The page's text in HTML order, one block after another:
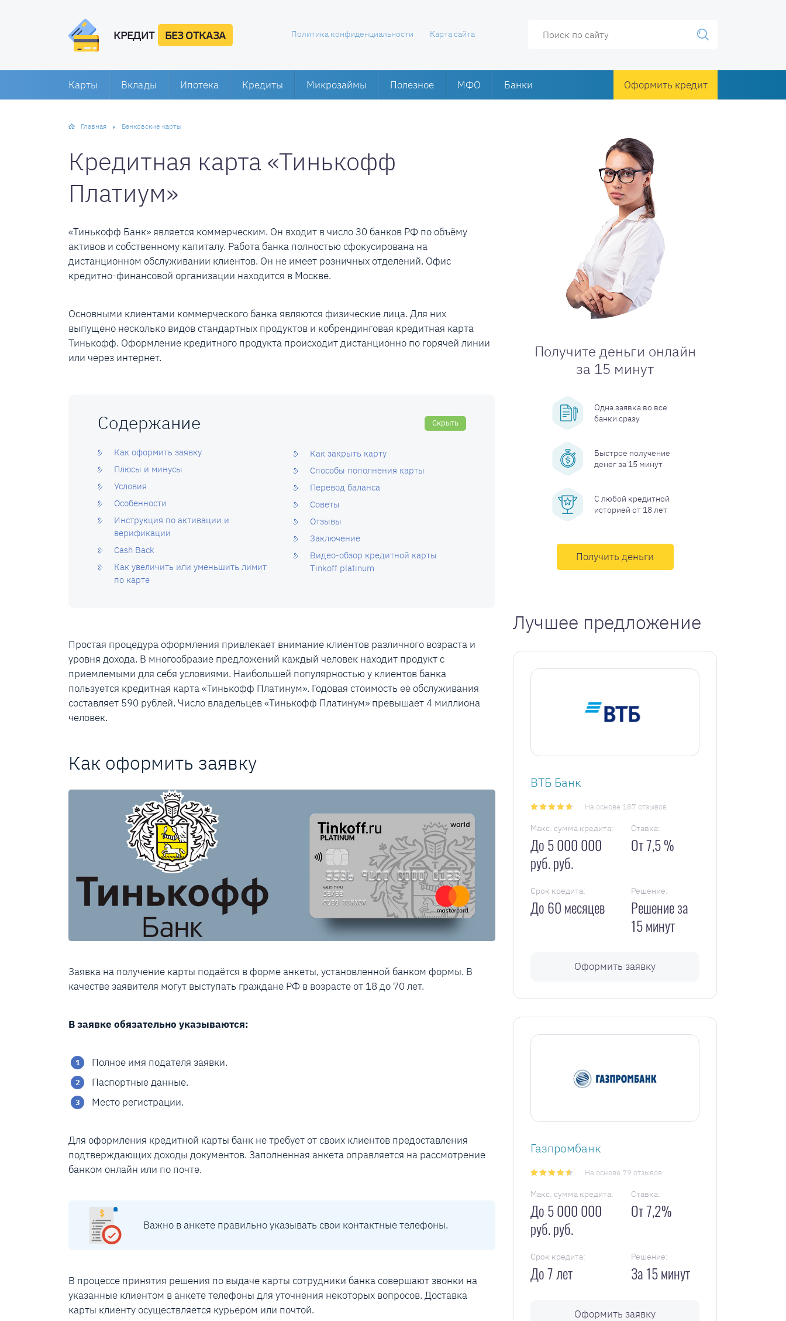
КРЕДИТ БЕЗ ОТКАЗА Политика конфиденциальности Карта сайта
Карты Вклады Ипотека Кредиты Микрозаймы Полезное МФО Банки Оформить кредит
Главная Банковские карты
Кредитная карта «Тинькофф
Платиум»
«Тинькофф Банк» является коммерческим. Он входит в число 30 банков РФ по объёму
активов и собственному капиталу. Работа банка полностью сфокусирована на
дистанционном обслуживании клиентов. Он не имеет розничных отделений. Офис
кредитно-финансовой организации находится в Москве.
Основными клиентами коммерческого банка являются физические лица. Для них
выпущено несколько видов стандартных продуктов и кобрендинговая кредитная карта
Тинькофф. Оформление кредитного продукта происходит дистанционно по горячей линии
или через интернет.
Содержание Скрыть
Как оформить заявку
Плюсы и минусы
Условия
Особенности
Инструкция по активации и
верификации
Cash Back
Как увеличить или уменьшить лимит
по карте
Как закрыть карту
Способы пополнения карты
Перевод баланса
Советы
Отзывы
Заключение
Видео-обзор кредитной карты
Tinkoff platinum
Простая процедура оформления привлекает внимание клиентов различного возраста и
уровня дохода. В многообразие предложений каждый человек находит продукт с
приемлемыми для себя условиями. Наибольшей популярностью у клиентов банка
пользуется кредитная карта «Тинькофф Платинум». Годовая стоимость её обслуживания
составляет 590 рублей. Число владельцев «Тинькофф Платинум» превышает 4 миллиона
человек.
Как оформить заявку
Заявка на получение карты подаётся в форме анкеты, установленной банком формы. В
качестве заявителя могут выступать граждане РФ в возрасте от 18 до 70 лет.
В заявке обязательно указываются:
Полное имя подателя заявки.
Паспортные данные.
Место регистрации.
Для оформления кредитной карты банк не требует от своих клиентов предоставления
подтверждающих доходы документов. Заполненная анкета оправляется на рассмотрение
банком онлайн или по почте.
Важно в анкете правильно указывать свои контактные телефоны.
В процессе принятия решения по выдаче карты сотрудники банка совершают звонки на
указанные клиентом в анкете телефоны для уточнения некоторых вопросов. Доставка
карты клиенту осуществляется курьером или почтой.
Получите деньги онлайн
за 15 минут
Одна заявка во все
банки сразу
Быстрое получение
денег за 15 минут
С любой кредитной
историей от 18 лет
Получить деньги
Лучшее предложение
ВТБ Банк
На основе 187 отзывов
Макс. сумма кредита:
До 5 000 000
руб. руб.
Ставка:
От 7,5 %
Срок кредита:
До 60 месяцев
Решение:
Решение за
15 минут
Оформить заявку
Газпромбанк
На основе 79 отзывов
Макс. сумма кредита:
До 5 000 000
руб. руб.
Ставка:
От 7,2%
Срок кредита:
До 7 лет
Решение:
За 15 минут
Оформить заявку